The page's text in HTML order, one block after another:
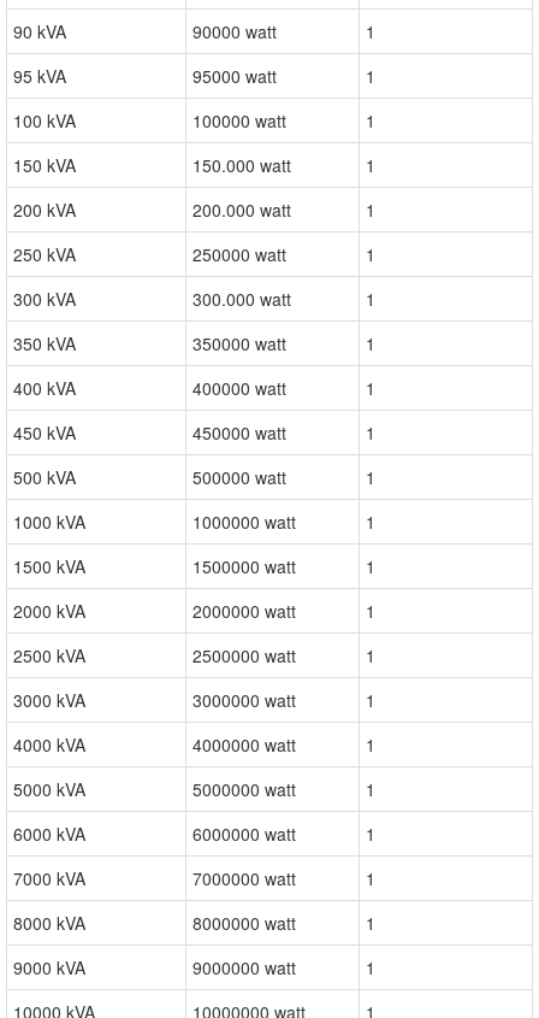
90 kVA
90000 watt
1
95 kVA
95000 watt
1
100 kVA
100000 watt
1
150 kVA
150.000 watt
1
200 kVA
200.000 watt
1
250 kVA
250000 watt
1
300 kVA
300.000 watt
1
350 kVA
350000 watt
1
400 kVA
400000 watt
1
450 kVA
450000 watt
1
500 kVA
500000 watt
1
1000 kVA
1000000 watt
1
1500 kVA
1500000 watt
1
2000 kVA
2000000 watt
1
2500 kVA
2500000 watt
1
3000 kVA
3000000 watt
1
4000 kVA
4000000 watt
1
5000 kVA
5000000 watt
1
6000 kVA
6000000 watt
1
7000 kVA
7000000 watt
1
8000 kVA
8000000 watt
1
9000 kVA
9000000 watt
1
10000 kVA
10000000 watt 1